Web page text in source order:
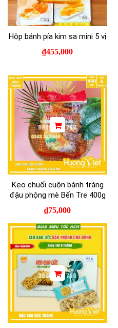
Hộp bánh pía kim sa mini 5 vị
₫455,000
Kẹo chuối cuộn bánh tráng
đậu phộng mè Bến Tre 400g
₫75,000